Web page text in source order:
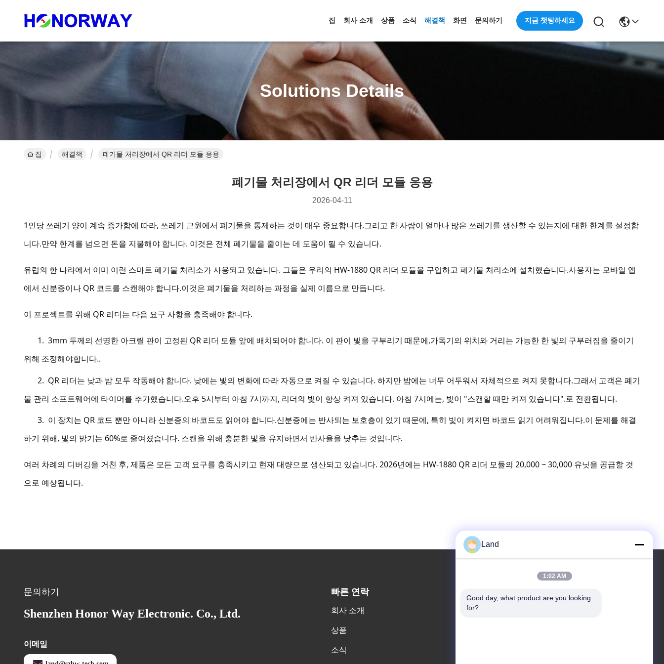
집 회사 소개 상품 소식 해결책 화면 문의하기 지금 챗팅하세요
Solutions Details
집 해결책 폐기물 처리장에서 QR 리더 모듈 응용
폐기물 처리장에서 QR 리더 모듈 응용
2026-04-11
1인당 쓰레기 양이 계속 증가함에 따라, 쓰레기 근원에서 폐기물을 통제하는 것이 매우 중요합니다.그리고 한 사람이 얼마나 많은 쓰레기를 생산할 수 있는지에 대한 한계를 설정합
니다.만약 한계를 넘으면 돈을 지불해야 합니다. 이것은 전체 폐기물을 줄이는 데 도움이 될 수 있습니다.
유럽의 한 나라에서 이미 이런 스마트 폐기물 처리소가 사용되고 있습니다. 그들은 우리의 HW-1880 QR 리더 모듈을 구입하고 폐기물 처리소에 설치했습니다.사용자는 모바일 앱
에서 신분증이나 QR 코드를 스캔해야 합니다.이것은 폐기물을 처리하는 과정을 실제 이름으로 만듭니다.
이 프로젝트를 위해 QR 리더는 다음 요구 사항을 충족해야 합니다.
1. 3mm 두께의 선명한 아크릴 판이 고정된 QR 리더 모듈 앞에 배치되어야 합니다. 이 판이 빛을 구부리기 때문에,가독기의 위치와 거리는 가능한 한 빛의 구부러짐을 줄이기
위해 조정해야합니다..
2. QR 리더는 낮과 밤 모두 작동해야 합니다. 낮에는 빛의 변화에 따라 자동으로 켜질 수 있습니다. 하지만 밤에는 너무 어두워서 자체적으로 켜지 못합니다.그래서 고객은 폐기
물 관리 소프트웨어에 타이머를 추가했습니다.오후 5시부터 아침 7시까지, 리더의 빛이 항상 켜져 있습니다. 아침 7시에는, 빛이 "스캔할 때만 켜져 있습니다".로 전환됩니다.
3. 이 장치는 QR 코드 뿐만 아니라 신분증의 바코드도 읽어야 합니다.신분증에는 반사되는 보호층이 있기 때문에, 특히 빛이 켜지면 바코드 읽기 어려워집니다.이 문제를 해결
하기 위해, 빛의 밝기는 60%로 줄여졌습니다. 스캔을 위해 충분한 빛을 유지하면서 반사율을 낮추는 것입니다.
여러 차례의 디버깅을 거친 후, 제품은 모든 고객 요구를 충족시키고 현재 대량으로 생산되고 있습니다. 2026년에는 HW-1880 QR 리더 모듈의 20,000 ~ 30,000 유닛을 공급할 것
으로 예상됩니다.
문의하기
Shenzhen Honor Way Electronic. Co., Ltd.
이메일
빠른 연락
회사 소개
상품
소식
주소
Land
1:02 AM
Good day, what product are you looking
for?